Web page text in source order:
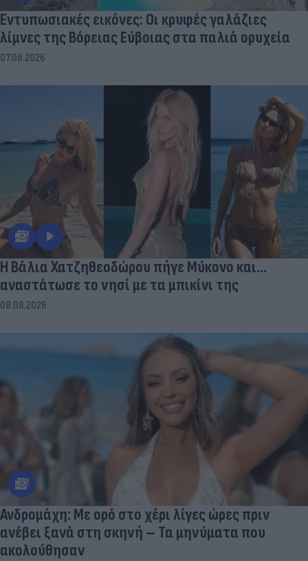
Εντυπωσιακές εικόνες: Οι κρυφές γαλάζιες
λίμνες της Βόρειας Εύβοιας στα παλιά ορυχεία
07.08.2026
Η Βάλια Χατζηθεοδώρου πήγε Μύκονο και...
αναστάτωσε το νησί με τα μπικίνι της
08.08.2026
Ανδρομάχη: Με ορό στο χέρι λίγες ώρες πριν
ανέβει ξανά στη σκηνή – Τα μηνύματα που
ακολούθησαν